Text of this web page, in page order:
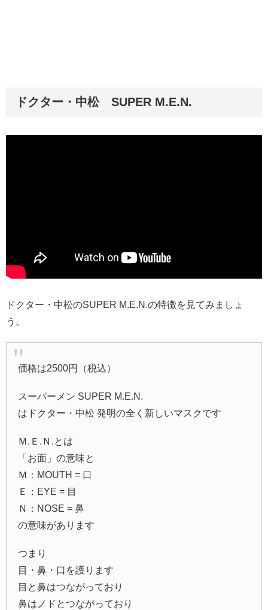
ドクター・中松 SUPER M.E.N.
ドクター・中松のSUPER M.E.N.の特徴を見てみましょ
う。
価格は2500円（税込）
スーパーメン SUPER M.E.N.
はドクター・中松 発明の全く新しいマスクです
Ｍ.Ｅ.Ｎ.とは
「お面」の意味と
Ｍ：MOUTH = 口
Ｅ：EYE = 目
Ｎ：NOSE = 鼻
の意味があります
つまり
目・鼻・口を護ります
目と鼻はつながっており
鼻はノドとつながっており